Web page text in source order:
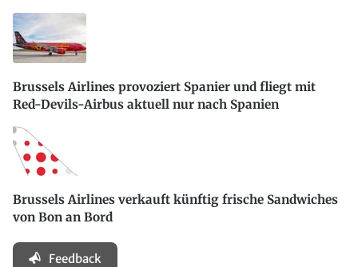
Brussels Airlines provoziert Spanier und fliegt mit
Red-Devils-Airbus aktuell nur nach Spanien
Brussels Airlines verkauft künftig frische Sandwiches
von Bon an Bord
Feedback